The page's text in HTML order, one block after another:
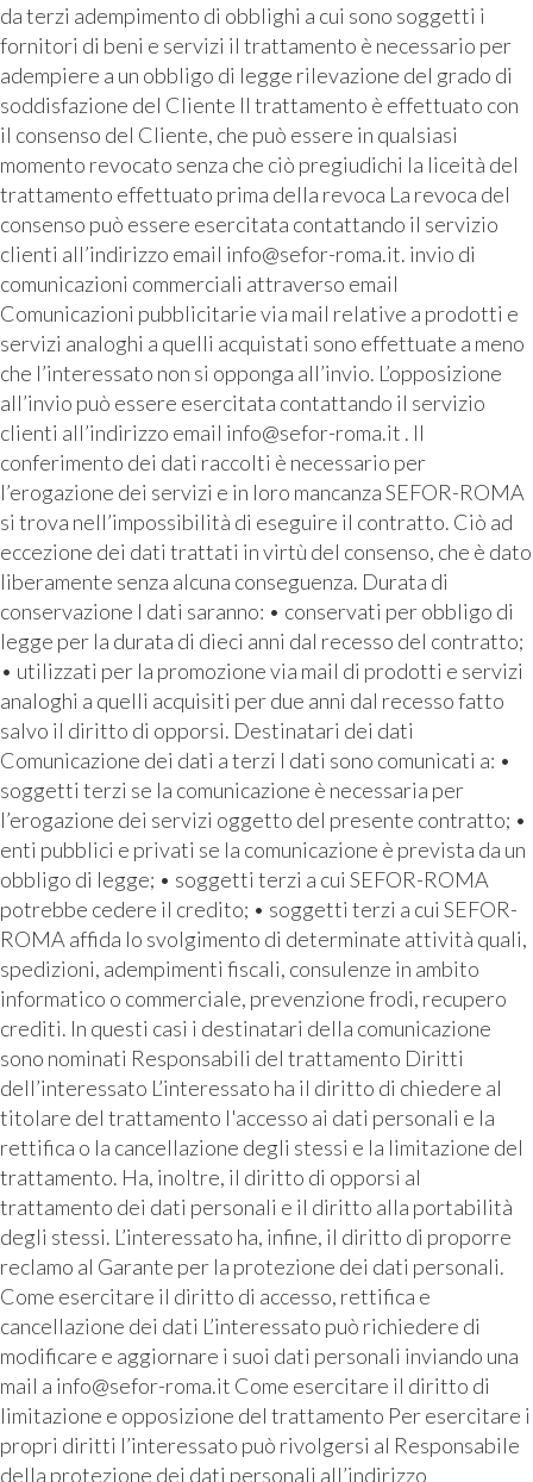
da terzi adempimento di obblighi a cui sono soggetti i
fornitori di beni e servizi il trattamento è necessario per
adempiere a un obbligo di legge rilevazione del grado di
soddisfazione del Cliente Il trattamento è effettuato con
il consenso del Cliente, che può essere in qualsiasi
momento revocato senza che ciò pregiudichi la liceità del
trattamento effettuato prima della revoca La revoca del
consenso può essere esercitata contattando il servizio
clienti all’indirizzo email info@sefor-roma.it. invio di
comunicazioni commerciali attraverso email
Comunicazioni pubblicitarie via mail relative a prodotti e
servizi analoghi a quelli acquistati sono effettuate a meno
che l’interessato non si opponga all’invio. L’opposizione
all’invio può essere esercitata contattando il servizio
clienti all’indirizzo email info@sefor-roma.it . Il
conferimento dei dati raccolti è necessario per
l’erogazione dei servizi e in loro mancanza SEFOR-ROMA
si trova nell’impossibilità di eseguire il contratto. Ciò ad
eccezione dei dati trattati in virtù del consenso, che è dato
liberamente senza alcuna conseguenza. Durata di
conservazione I dati saranno: • conservati per obbligo di
legge per la durata di dieci anni dal recesso del contratto;
• utilizzati per la promozione via mail di prodotti e servizi
analoghi a quelli acquisiti per due anni dal recesso fatto
salvo il diritto di opporsi. Destinatari dei dati
Comunicazione dei dati a terzi I dati sono comunicati a: •
soggetti terzi se la comunicazione è necessaria per
l’erogazione dei servizi oggetto del presente contratto; •
enti pubblici e privati se la comunicazione è prevista da un
obbligo di legge; • soggetti terzi a cui SEFOR-ROMA
potrebbe cedere il credito; • soggetti terzi a cui SEFOR-
ROMA affida lo svolgimento di determinate attività quali,
spedizioni, adempimenti fiscali, consulenze in ambito
informatico o commerciale, prevenzione frodi, recupero
crediti. In questi casi i destinatari della comunicazione
sono nominati Responsabili del trattamento Diritti
dell’interessato L’interessato ha il diritto di chiedere al
titolare del trattamento l'accesso ai dati personali e la
rettifica o la cancellazione degli stessi e la limitazione del
trattamento. Ha, inoltre, il diritto di opporsi al
trattamento dei dati personali e il diritto alla portabilità
degli stessi. L’interessato ha, infine, il diritto di proporre
reclamo al Garante per la protezione dei dati personali.
Come esercitare il diritto di accesso, rettifica e
cancellazione dei dati L’interessato può richiedere di
modificare e aggiornare i suoi dati personali inviando una
mail a info@sefor-roma.it Come esercitare il diritto di
limitazione e opposizione del trattamento Per esercitare i
propri diritti l’interessato può rivolgersi al Responsabile
della protezione dei dati personali all’indirizzo